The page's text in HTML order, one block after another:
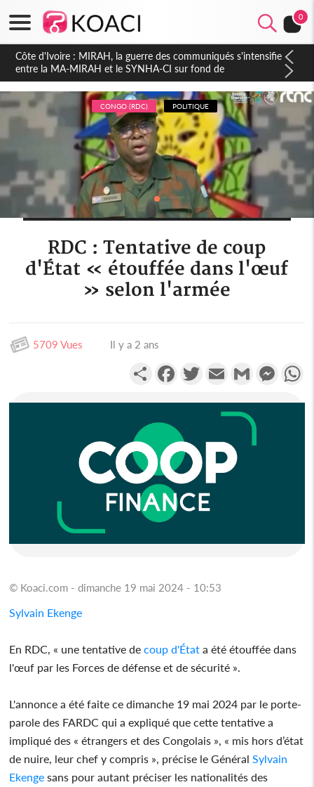
0
Côte d'Ivoire : Indépendance 2026, Thiam plaide pour un
environnement démocratique plus apaisé
CONGO (RDC) POLITIQUE
RDC : Tentative de coup
d'État « étouffée dans l'œuf
» selon l'armée
5709 Vues Il y a 2 ans
PartagerFacebookTwitterEmail Gmail
© Koaci.com - dimanche 19 mai 2024 - 10:53
Sylvain Ekenge
En RDC, « une tentative decoup d'État a été étouffée dans
l'œuf par les Forces de défense et de sécurité ».
L'annonce a été faite ce dimanche 19 mai 2024 par le porte-
parole des FARDC qui a expliqué que cette tentative a
impliqué des « étrangers et des Congolais », « mis hors d’état
de nuire, leur chef y compris », précise le Général Sylvain
Ekenge sans pour autant préciser les nationalités des